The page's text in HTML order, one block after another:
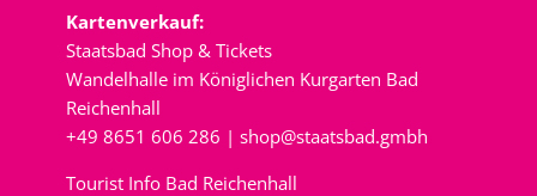
Kartenverkauf:
Staatsbad Shop & Tickets
Wandelhalle im Königlichen Kurgarten Bad
Reichenhall
+49 8651 606 286 | shop@staatsbad.gmbh
Tourist Info Bad Reichenhall